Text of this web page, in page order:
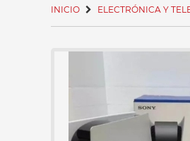
INICIO ELECTRÓNICA Y